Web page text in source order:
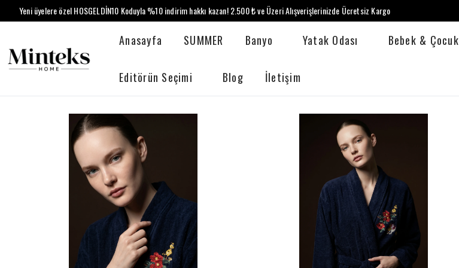
Yeni üyelere özel HOSGELDİN10 Koduyla %10 indirim hakkı kazan! 2.500 ₺ ve Üzeri Alışverişlerinizde Ücretsiz Kargo
Anasayfa SUMMER Banyo Yatak Odası Bebek & Çocuk
Editörün Seçimi Blog İletişim